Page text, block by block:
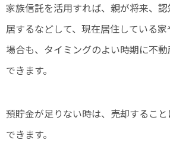
家族信託を活用すれば、親が将来、
居するなどして、現在居住している
場合も、タイミングのよい時期に不
できます。
預貯金が足りない時は、売却するこ
できます。